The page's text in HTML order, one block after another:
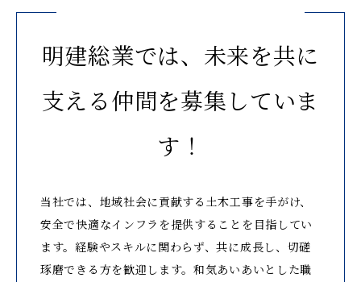
明建総業では、未来を共に
支える仲間を募集していま
す！
当社では、地域社会に貢献する土木工事を手がけ、
安全で快適なインフラを提供することを目指してい
ます。経験やスキルに関わらず、共に成長し、切磋
琢磨できる方を歓迎します。和気あいあいとした職